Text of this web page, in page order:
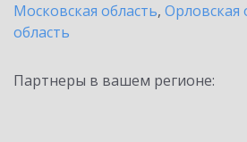
Московская область, Орловская
область
Партнеры в вашем регионе: